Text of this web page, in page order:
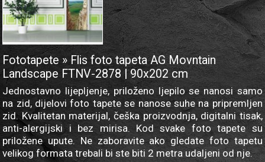
Fototapete » Flis foto tapeta AG Movntain
Landscape FTNV-2878 | 90x202 cm
Jednostavno lijepljenje, priloženo ljepilo se nanosi samo
na zid, dijelovi foto tapete se nanose suhe na pripremljen
zid. Kvalitetan materijal, češka proizvodnja, digitalni tisak,
anti-alergijski i bez mirisa. Kod svake foto tapete su
priložene upute. Ne zaboravite ako gledate foto tapetu
velikog formata trebali bi ste biti 2 metra udaljeni od nje.